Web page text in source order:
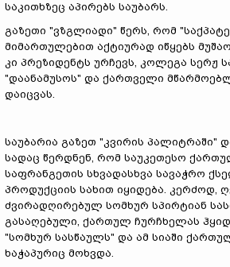
საკითხზეც აპირებს საუბარს.
გაზეთი "ვზგლიადი" წერს, რომ
მიმართულებით აქტიურად იწყებს
კი პრეზიდენტს ურჩევს, კოლეგა სერჟ
"დაანამუსოს" და ქართველი
დაიცვას.
საუბარია გაზეთ "კვირის პალიტრაში"
სადაც წერდნენ, რომ საუკეთესო
საფრანგეთის სხვადასხვა სავაჭრო
პროდუქციის სახით იყიდება. კერძოდ,
ძვირადღირებულ სომხურ სპირტიან
გასაღებული, ქართულ ჩურჩხელას
"სომხურ სასწაულს" და ამ სიაში
ხაჭაპურიც მოხვდა.